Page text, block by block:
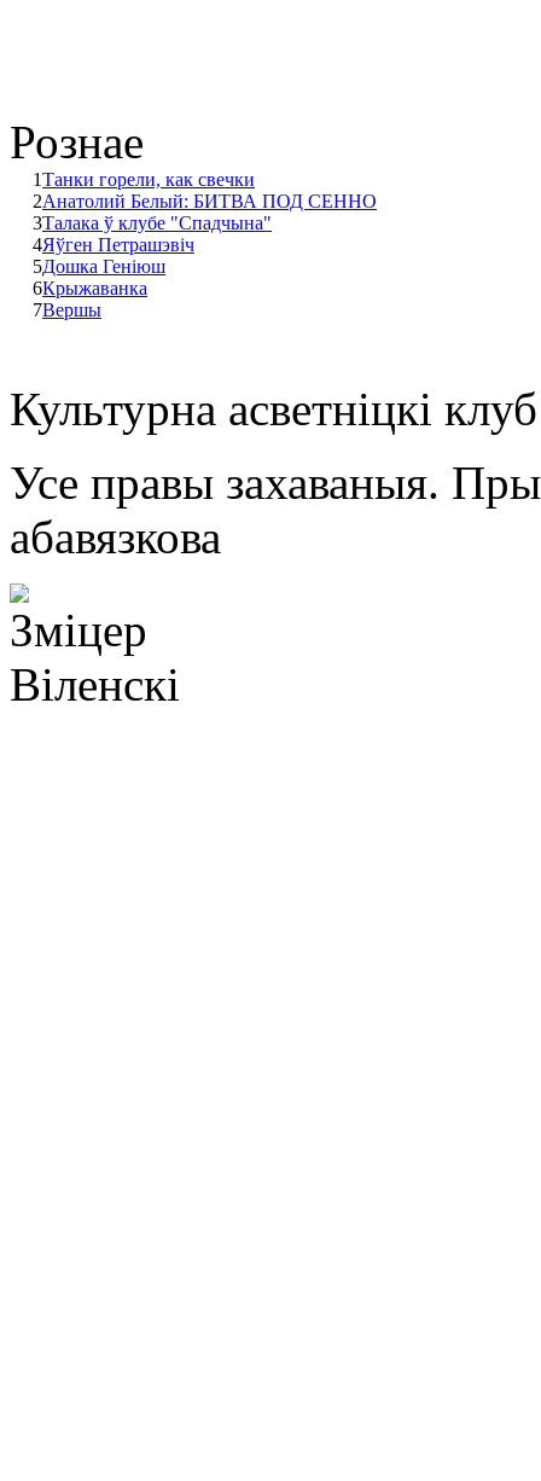
Рознае
1Танки горели, как свечки
2Анатолий Белый: БИТВА ПОД СЕННО
3Талака ў клубе "Спадчына"
4Яўген Петрашэвіч
5Дошка Геніюш
6Крыжаванка
7Вершы
Культурна асветнiцкi
Усе правы захаваныя.
абавязкова